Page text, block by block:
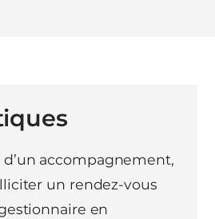
accompagnement,
un rendez-vous
en